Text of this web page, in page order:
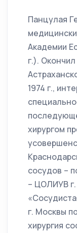
Панцулая
Академии
г.).
1974 г.,
хирургом
сосудов –
– ЦОЛИУВ
г. Москвы
хирургия